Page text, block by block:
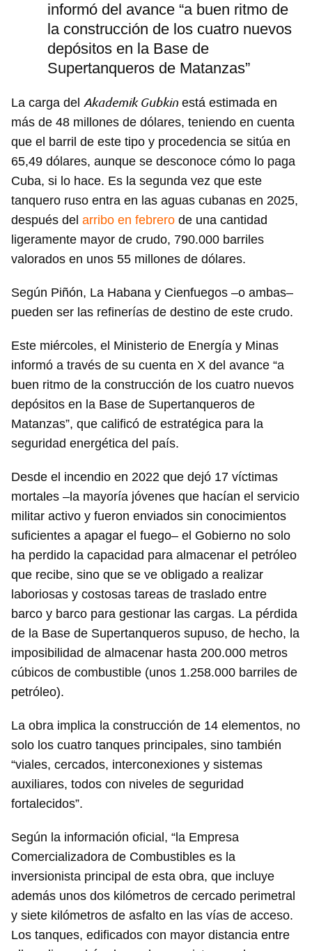
Guardar como favorito
iniciar sesión con tu cuenta de 14ymedio.
informó del avance “a buen ritmo de
la construcción de los cuatro nuevos
depósitos en la Base de
Supertanqueros de Matanzas”
La carga del Akademik Gubkin está estimada en
más de 48 millones de dólares, teniendo en cuenta
que el barril de este tipo y procedencia se sitúa en
65,49 dólares, aunque se desconoce cómo lo paga
Cuba, si lo hace. Es la segunda vez que este
tanquero ruso entra en las aguas cubanas en 2025,
después del arribo en febrero de una cantidad
ligeramente mayor de crudo, 790.000 barriles
valorados en unos 55 millones de dólares.
Según Piñón, La Habana y Cienfuegos –o ambas–
pueden ser las refinerías de destino de este crudo.
Este miércoles, el Ministerio de Energía y Minas
informó a través de su cuenta en X del avance “a
buen ritmo de la construcción de los cuatro nuevos
depósitos en la Base de Supertanqueros de
Matanzas”, que calificó de estratégica para la
seguridad energética del país.
Desde el incendio en 2022 que dejó 17 víctimas
mortales –la mayoría jóvenes que hacían el servicio
militar activo y fueron enviados sin conocimientos
suficientes a apagar el fuego– el Gobierno no solo
ha perdido la capacidad para almacenar el petróleo
que recibe, sino que se ve obligado a realizar
laboriosas y costosas tareas de traslado entre
barco y barco para gestionar las cargas. La pérdida
de la Base de Supertanqueros supuso, de hecho, la
imposibilidad de almacenar hasta 200.000 metros
cúbicos de combustible (unos 1.258.000 barriles de
petróleo).
La obra implica la construcción de 14 elementos, no
solo los cuatro tanques principales, sino también
“viales, cercados, interconexiones y sistemas
auxiliares, todos con niveles de seguridad
fortalecidos”.
Según la información oficial, “la Empresa
Comercializadora de Combustibles es la
inversionista principal de esta obra, que incluye
además unos dos kilómetros de cercado perimetral
y siete kilómetros de asfalto en las vías de acceso.
Los tanques, edificados con mayor distancia entre